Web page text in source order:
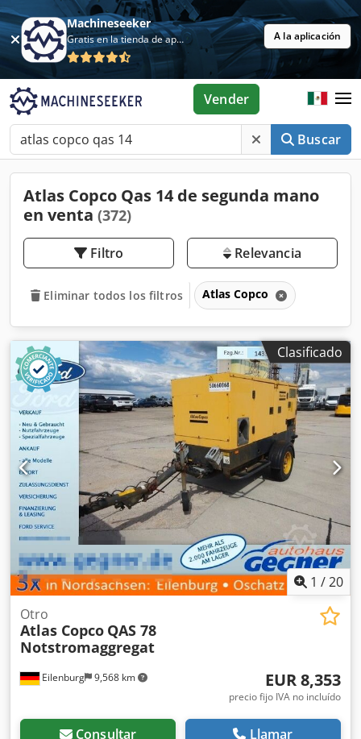
Machineseeker
Gratis en la tienda de aplicaciones A la aplicación
Buscar
Vender
Atlas Copco Qas 14 de segunda mano
en venta (372)
Filtro Relevancia
Eliminar todos los filtros Atlas Copco
Clasificado
1 /20
Eilenburg 9,568 km
Otro
Atlas Copco QAS 78
Notstromaggregat
EUR 8,353
precio fijo IVA no incluído
Consultar Llamar